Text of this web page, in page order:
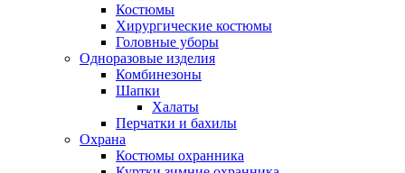
Костюмы
Хирургические костюмы
Головные уборы
Одноразовые изделия
Комбинезоны
Шапки
Халаты
Перчатки и бахилы
Охрана
Костюмы охранника